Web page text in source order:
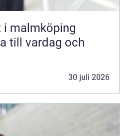
i malmköping
till vardag och
30 juli 2026